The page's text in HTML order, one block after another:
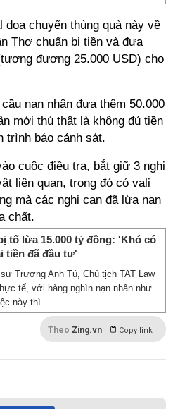
dọa chuyển thùng quà này về
Thơ chuẩn bị tiền và đưa
đương 25.000 USD) cho
nạn nhân đưa thêm 50.000
mới thú thật là không đủ tiền
trình báo cảnh sát.
cuộc điều tra, bắt giữ 3 nghi
liên quan, trong đó có vali
mà các nghi can đã lừa nạn
chất.
tố lừa 15.000 tỷ đồng: 'Khó có
tiền đã đầu tư'
Trương Anh Tú, Chủ tịch TAT Law
tế, với hàng nghìn nạn nhân như
này thì ...
Theo Zing.vn Copy link